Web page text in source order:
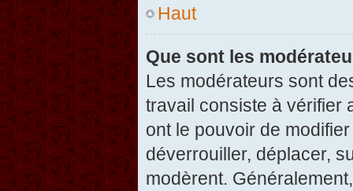
Haut
Que sont les
Les modérateurs sont
travail consiste à vérifier
ont le pouvoir de
déverrouiller, déplacer,
modèrent.